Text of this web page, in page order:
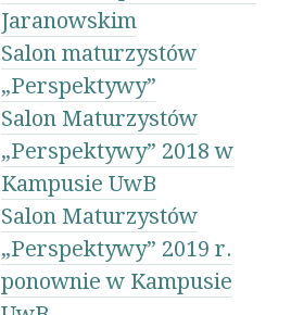
Jaranowskim
Salon maturzystów
„Perspektywy”
Salon Maturzystów
„Perspektywy” 2018 w
Kampusie UwB
Salon Maturzystów
„Perspektywy” 2019 r.
ponownie w Kampusie